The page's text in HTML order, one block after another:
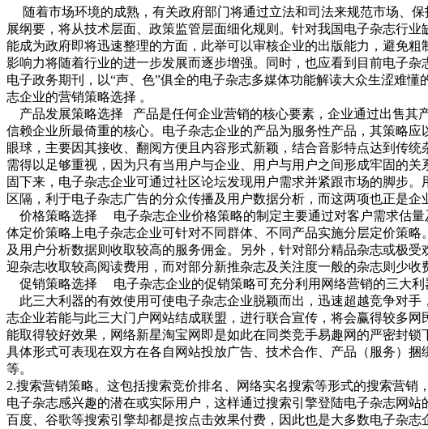
随着市场环境的成熟，有关政府部门将通过立法和司法来规范市场、
展纲要，将从技术层面、政策监管层面细化规则。针对我国电子杂志行
能成为政府即将迅速整理的方面，此举可以审核企业的出版能力，避免
影响力将随着行业的进一步发展而逐步增强。同时，也应看到目前电子
电子政务期刊，以“声、色”俱全的电子杂志多媒体功能解读大众生涩难
志企业的营销策略选择 。
产品发展策略选择 产品是任何企业营销的核心要素，企业通过出售其
信赖企业所最倚重的核心。电子杂志企业的产品为服务性产品，其策略
眼球，主要因其接收、翻阅方便且内容形式新颖，结合音影特点达到传
需得以足够重视，因为只有当用户与企业、用户与用户之间形成牢固的
固下来，电子杂志企业可通过社区论坛发现用户需求并紧跟市场的脚步
区隔，利于电子杂志广告的分众传播及用户数据分析，而这两项也正是企
价格策略选择 电子杂志企业价格策略的制定主要通过对客户需求估量
体定价策略上电子杂志企业可针对不同群体、不同产品实施分层定价策
及用户分析数据则收取较高的服务佣金。另外，针对部分精品杂志或极受
迎杂志收取较高阅读费用，而对部分新推杂志及关注度一般的杂志则少收
促销策略选择 电子杂志企业的促销策略可充分利用网络营销的三大利
此三大利器的有效使用可使电子杂志企业脱颖而出，迅速超越竞争对
志企业若能与此三大门户网站结成联盟，进行联合宣传，将会赢得较多
能取得较好效果，网络新星淘宝网即是如此在同类竞手易趣网的严密封
具体形式可表现在双方在各自网站投放广告、技术合作、产品（服务）
等。
2.搜索营销策略。这包括搜索竞价排名、网络实名搜索等形式的搜索营
电子杂志感兴趣的潜在或实际用户，这样通过搜索引擎登陆电子杂志网
百度、谷歌等搜索引擎却都是按点击效果付费，因此也是大多数电子杂